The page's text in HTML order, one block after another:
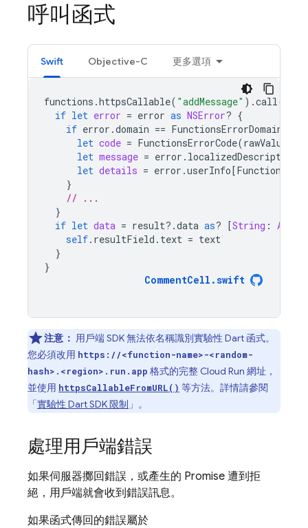
呼叫函式
Swift Objective-C 更多選項
functions .httpsCallable( "addMessage" ).call([
if let error = error as NSError? {
if error .domain == FunctionsErrorDomain
let code = FunctionsErrorCode(rawValue
let message = error . localizedDescription
let details = error .userInfo[
}
// ...
}
if let data = result?.data as? [String : Any
self. resultField . text = text
}
}
CommentCell .swift
注意： 用戶端 SDK 無法依名稱識別實驗性 Dart 函式。
您必須改用 https://<function-name>-<random-
hash>.<region>.run.app 格式的完整 Cloud Run 網址，
並使用 httpsCallableFromURL() 等方法。詳情請參閱
「實驗性 Dart SDK 限制 」。
處理用戶端錯誤
如果伺服器擲回錯誤，或產生的 Promise 遭到拒
絕，用戶端就會收到錯誤訊息。
如果函式傳回的錯誤屬於